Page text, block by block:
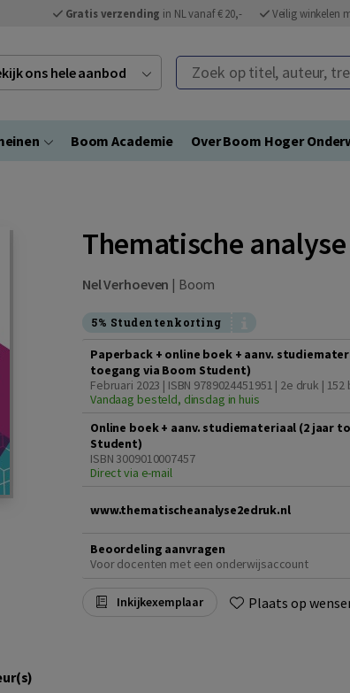
Gratis verzending in NL vanaf € 20,- Veilig winkelen
ons hele aanbod Zoek op titel, auteur,
Boom Academie Over Boom Hoger
Thematische
Nel Verhoeven | Boom
5% Studentenkorting
Paperback + online boek + aanv.
toegang via Boom Student)
Februari 2023 | ISBN 9789024451951 | 2e druk | 152
Vandaag besteld, dinsdag in huis
Online boek + aanv. studiemateriaal (2 jaar
Student)
ISBN 3009010007457
Direct via e-mail
www.thematischeanalyse2edruk.nl
Beoordeling aanvragen
Voor docenten met een onderwijsaccount
Inkijkexemplaar Plaats op